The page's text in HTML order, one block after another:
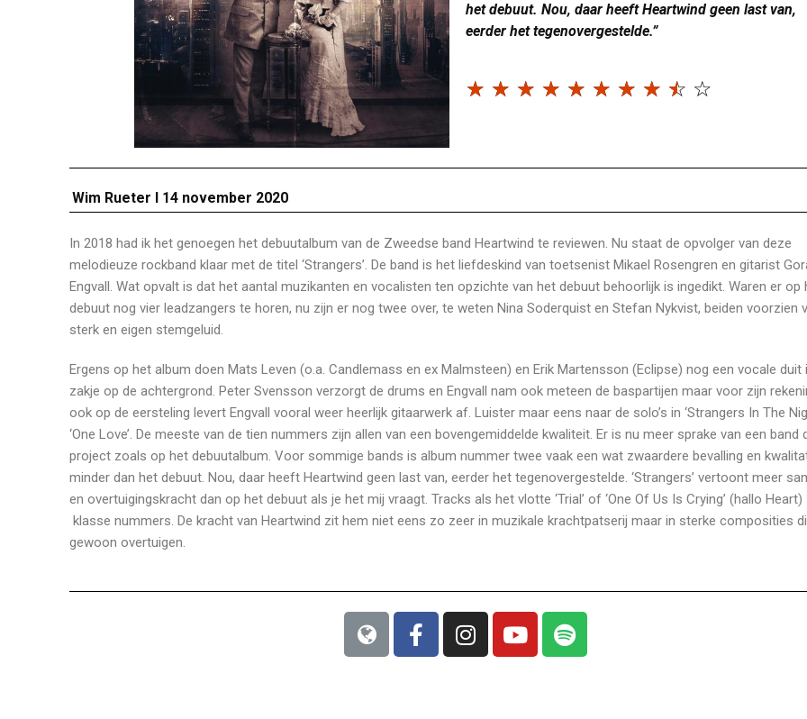
het debuut. Nou, daar heeft Heartwind geen last van,
eerder het tegenovergestelde.”
☆ ☆ ☆ ☆ ☆ ☆ ☆ ☆ ☆ ☆
Wim Rueter I 14 november 2020
In 2018 had ik het genoegen het debuutalbum van de Zweedse band Heartwind te reviewen. Nu staat de opvolger van deze
melodieuze rockband klaar met de titel ‘Strangers’. De band is het liefdeskind van toetsenist Mikael Rosengren en gitarist
Engvall. Wat opvalt is dat het aantal muzikanten en vocalisten ten opzichte van het debuut behoorlijk is ingedikt. Waren er op
debuut nog vier leadzangers te horen, nu zijn er nog twee over, te weten Nina Soderquist en Stefan Nykvist, beiden voorzien
sterk en eigen stemgeluid.
Ergens op het album doen Mats Leven (o.a. Candlemass en ex Malmsteen) en Erik Martensson (Eclipse) nog een vocale duit
zakje op de achtergrond. Peter Svensson verzorgt de drums en Engvall nam ook meteen de baspartijen maar voor zijn
ook op de eersteling levert Engvall vooral weer heerlijk gitaarwerk af. Luister maar eens naar de solo’s in ‘Strangers In The
‘One Love’. De meeste van de tien nummers zijn allen van een bovengemiddelde kwaliteit. Er is nu meer sprake van een band
project zoals op het debuutalbum. Voor sommige bands is album nummer twee vaak een wat zwaardere bevalling en
minder dan het debuut. Nou, daar heeft Heartwind geen last van, eerder het tegenovergestelde. ‘Strangers’ vertoont meer
en overtuigingskracht dan op het debuut als je het mij vraagt. Tracks als het vlotte ‘Trial’ of ‘One Of Us Is Crying’ (hallo
klasse nummers. De kracht van Heartwind zit hem niet eens zo zeer in muzikale krachtpatserij maar in sterke composities
gewoon overtuigen.